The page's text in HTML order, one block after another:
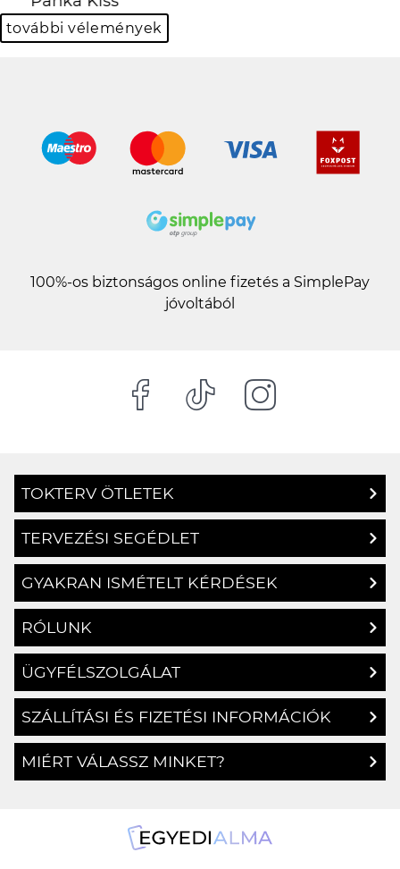
további vélemények
100%-os biztonságos online fizetés a SimplePay
jóvoltából
TOKTERV ÖTLETEK
TERVEZÉSI SEGÉDLET
GYAKRAN ISMÉTELT KÉRDÉSEK
RÓLUNK
ÜGYFÉLSZOLGÁLAT
SZÁLLÍTÁSI ÉS FIZETÉSI INFORMÁCIÓK
MIÉRT VÁLASSZ MINKET?